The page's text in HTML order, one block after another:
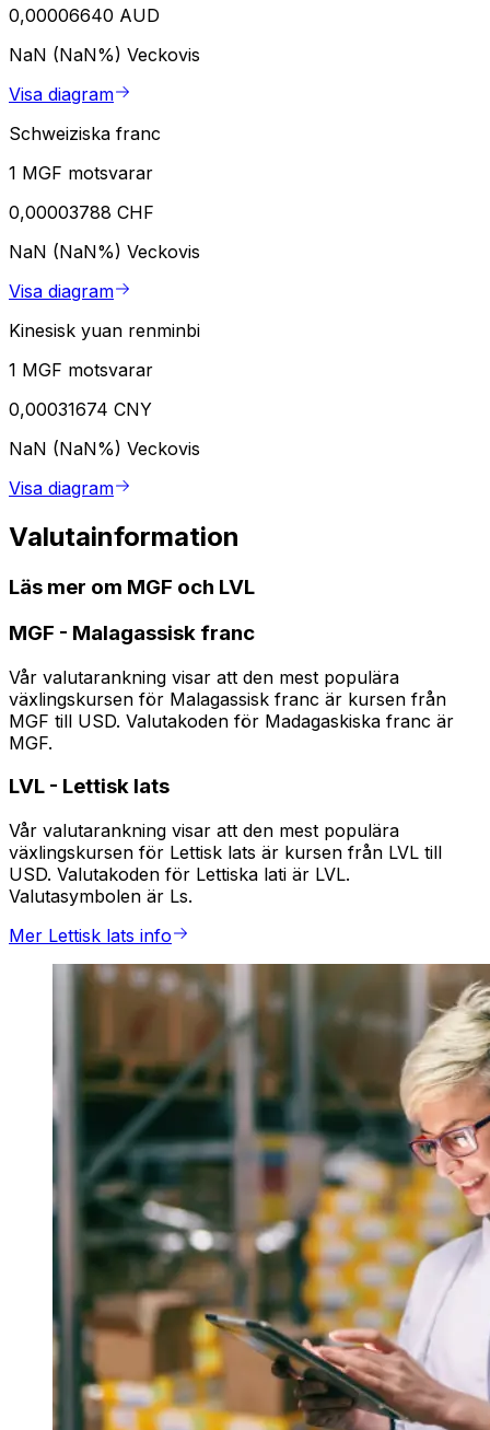
0,00006640 AUD
NaN (NaN%) Veckovis
Visa diagram
Schweiziska franc
1 MGF motsvarar
0,00003788 CHF
NaN (NaN%) Veckovis
Visa diagram
Kinesisk yuan renminbi
1 MGF motsvarar
0,00031674 CNY
NaN (NaN%) Veckovis
Visa diagram
Valutainformation
Läs mer om MGF och LVL
MGF - Malagassisk franc
Vår valutarankning visar att den mest populära
växlingskursen för Malagassisk franc är kursen från
MGF till USD. Valutakoden för Madagaskiska franc är
MGF.
LVL - Lettisk lats
Vår valutarankning visar att den mest populära
växlingskursen för Lettisk lats är kursen från LVL till
USD. Valutakoden för Lettiska lati är LVL.
Valutasymbolen är Ls.
Mer Lettisk lats info